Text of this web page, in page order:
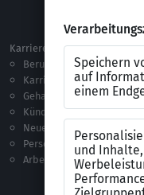
Karriere
Berufseinstieg
Karriere machen
Gehalt
Kündigung
Neue Arbeitswelt
Personalführung
Arbeitsrecht